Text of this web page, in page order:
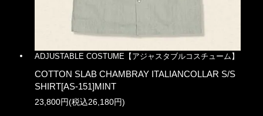
ADJUSTABLE COSTUME【アジャスタブルコスチューム】
COTTON SLAB CHAMBRAY ITALIANCOLLAR S/S
SHIRT[AS-151]MINT
23,800円(税込26,180円)